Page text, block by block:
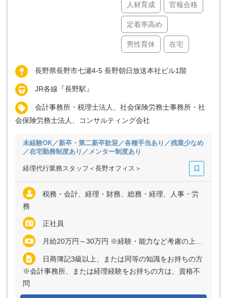
人材育成 官報合格
定着率高め
男性育休 在宅
長野県長野市七瀬4-5 長野朝日放送本社ビル1階
JR各線『長野駅』
会計事務所・税理士法人、社会保険労務士事務所・社
会保険労務士法人、コンサルティング会社
未経験OK／新卒・第二新卒歓迎／各種手当あり／残業少なめ
／在宅勤務制度あり／メンター制度あり
経理代行業務スタッフ＜長野オフィス＞
税務・会計、経理・財務、総務・経理、人事・労
務
正社員
月給20万円～30万円 ※経験・能力など考慮の上、決定いたします ※残業代は全額支給
日商簿記3級以上、または同等の知識をお持ちの方
※会計事務所、または経理経験をお持ちの方は、資格不
問